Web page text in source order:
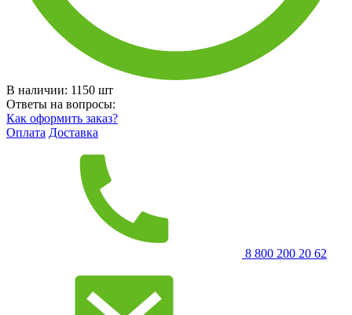
В наличии: 1150 шт
Ответы на вопросы:
Как оформить заказ?
Оплата Доставка
8 800 200 20 62